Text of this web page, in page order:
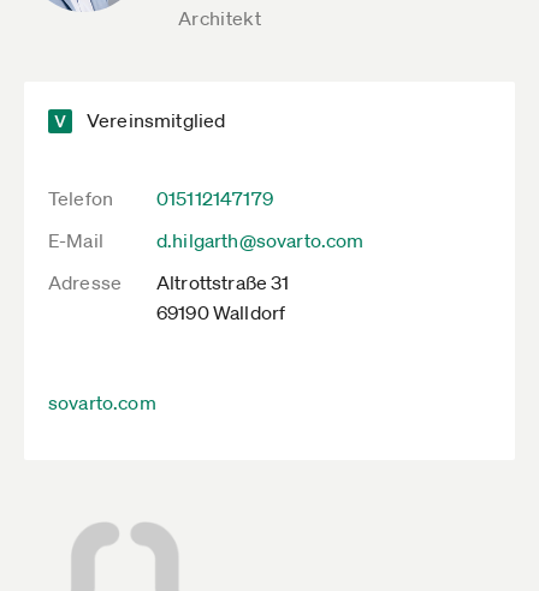
Architekt
Vereinsmitglied
Telefon
015112147179
E-Mail
d.hilgarth@sovarto.com
Adresse
Altrottstraße 31
69190 Walldorf
sovarto.com